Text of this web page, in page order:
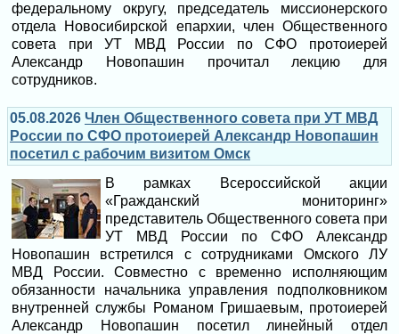
федеральному округу, председатель миссионерского
отдела Новосибирской епархии, член Общественного
совета при УТ МВД России по СФО протоиерей
Александр Новопашин прочитал лекцию для
сотрудников.
05.08.2026 Член Общественного совета при УТ МВД
России по СФО протоиерей Александр Новопашин
посетил с рабочим визитом Омск
В рамках Всероссийской акции
«Гражданский мониторинг»
представитель Общественного совета при
УТ МВД России по СФО Александр
Новопашин встретился с сотрудниками Омского ЛУ
МВД России. Совместно с временно исполняющим
обязанности начальника управления подполковником
внутренней службы Романом Гришаевым, протоиерей
Александр Новопашин посетил линейный отдел